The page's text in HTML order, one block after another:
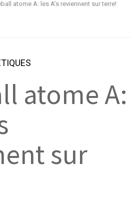
atome A: les A’s reviennent sur terre!
atome A:
sur